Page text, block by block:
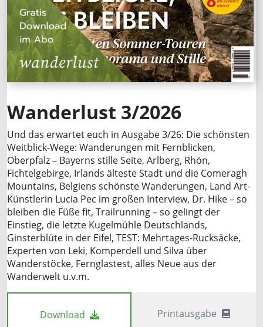
Wanderlust 3/2026
Und das erwartet euch in Ausgabe 3/26: Die schönsten
Weitblick-Wege: Wanderungen mit Fernblicken,
Oberpfalz – Bayerns stille Seite, Arlberg, Rhön,
Fichtelgebirge, Irlands älteste Stadt und die Comeragh
Mountains, Belgiens schönste Wanderungen, Land Art-
Künstlerin Lucia Pec im großen Interview, Dr. Hike – so
bleiben die Füße fit, Trailrunning – so gelingt der
Einstieg, die letzte Kugelmühle Deutschlands,
Ginsterblüte in der Eifel, TEST: Mehrtages-Rucksäcke,
Experten von Leki, Komperdell und Silva über
Wanderstöcke, Fernglastest, alles Neue aus der
Wanderwelt u.v.m.
Download Printausgabe